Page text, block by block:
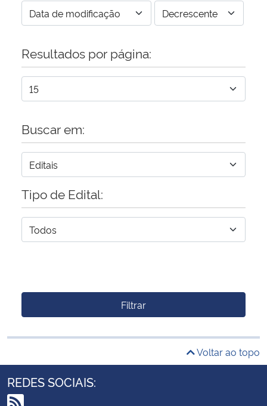
Resultados por página:
Buscar em:
Tipo de Edital:
Filtrar
Voltar ao topo
REDES SOCIAIS: